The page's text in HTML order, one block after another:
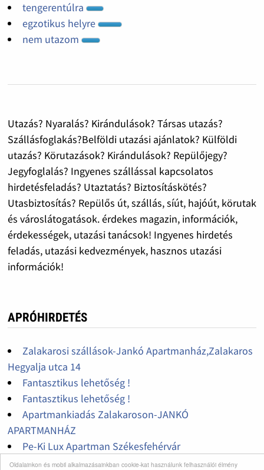
Oldalainkon és mobil alkalmazásainkban cookie-kat használunk felhasználói élmény
tengerentúlra
egzotikus helyre
nem utazom
Utazás? Nyaralás? Kirándulások? Társas utazás?
Szállásfoglakás?Belföldi utazási ajánlatok? Külföldi
utazás? Körutazások? Kirándulások? Repülőjegy?
Jegyfoglalás? Ingyenes szállással kapcsolatos
hirdetésfeladás? Utaztatás? Biztosításkötés?
Utasbiztosítás? Repülős út, szállás, síút, hajóút, körutak
és városlátogatások. érdekes magazin, információk,
érdekességek, utazási tanácsok! Ingyenes hirdetés
feladás, utazási kedvezmények, hasznos utazási
információk!
APRÓHIRDETÉS
Zalakarosi szállások-Jankó Apartmanház,Zalakaros
Hegyalja utca 14
Fantasztikus lehetőség !
Fantasztikus lehetőség !
Apartmankiadás Zalakaroson-JANKÓ
APARTMANHÁZ
Pe-Ki Lux Apartman Székesfehérvár
Idegenvezetés Kecskeméten